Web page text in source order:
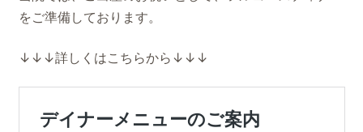
をご準備しております。
↓↓↓詳しくはこちらから↓↓↓